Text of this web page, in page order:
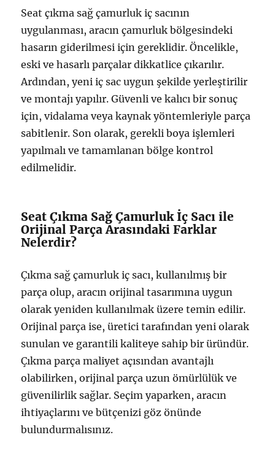
Seat çıkma sağ çamurluk iç sacının
uygulanması, aracın çamurluk bölgesindeki
hasarın giderilmesi için gereklidir. Öncelikle,
eski ve hasarlı parçalar dikkatlice çıkarılır.
Ardından, yeni iç sac uygun şekilde yerleştirilir
ve montajı yapılır. Güvenli ve kalıcı bir sonuç
için, vidalama veya kaynak yöntemleriyle parça
sabitlenir. Son olarak, gerekli boya işlemleri
yapılmalı ve tamamlanan bölge kontrol
edilmelidir.
Seat Çıkma Sağ Çamurluk İç Sacı ile
Orijinal Parça Arasındaki Farklar
Nelerdir?
Çıkma sağ çamurluk iç sacı, kullanılmış bir
parça olup, aracın orijinal tasarımına uygun
olarak yeniden kullanılmak üzere temin edilir.
Orijinal parça ise, üretici tarafından yeni olarak
sunulan ve garantili kaliteye sahip bir üründür.
Çıkma parça maliyet açısından avantajlı
olabilirken, orijinal parça uzun ömürlülük ve
güvenilirlik sağlar. Seçim yaparken, aracın
ihtiyaçlarını ve bütçenizi göz önünde
bulundurmalısınız.